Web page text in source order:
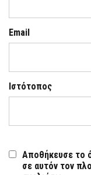
Email
Ιστότοπος
Αποθήκευσε το
σε αυτόν τον